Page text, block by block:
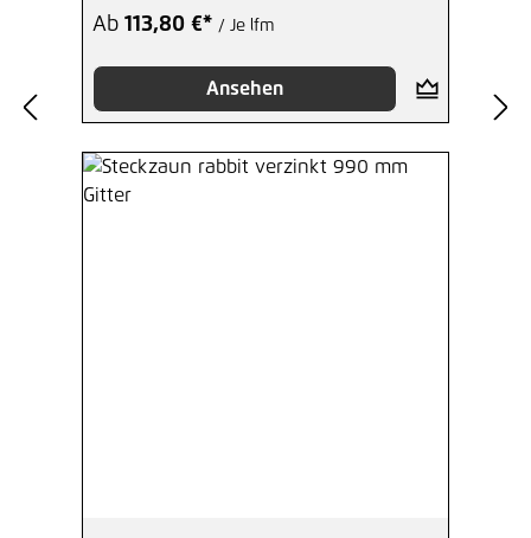
Ab 113,80 €* / Je lfm
Ansehen